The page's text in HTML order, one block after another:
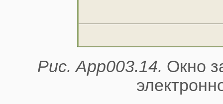
Рис. App003.14. Окно